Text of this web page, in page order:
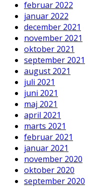
februar 2022
januar 2022
december 2021
november 2021
oktober 2021
september 2021
august 2021
juli 2021
juni 2021
maj 2021
april 2021
marts 2021
februar 2021
januar 2021
november 2020
oktober 2020
september 2020